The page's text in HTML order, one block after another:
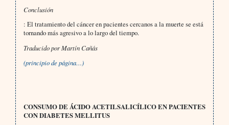
Conclusión
: El tratamiento del cáncer en pacientes cercanos a la muerte se está
tornando más agresivo a lo largo del tiempo.
Traducido por Martín Cañás
(principio de página…)
CONSUMO DE ÁCIDO ACETILSALICÍLICO EN PACIENTES
CON DIABETES MELLITUS